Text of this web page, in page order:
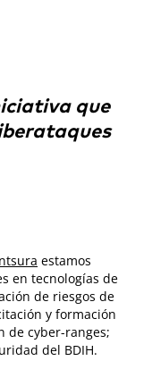
que
estamos
en tecnologías de
de riesgos de
y formación
decyber-ranges;
del BDIH.